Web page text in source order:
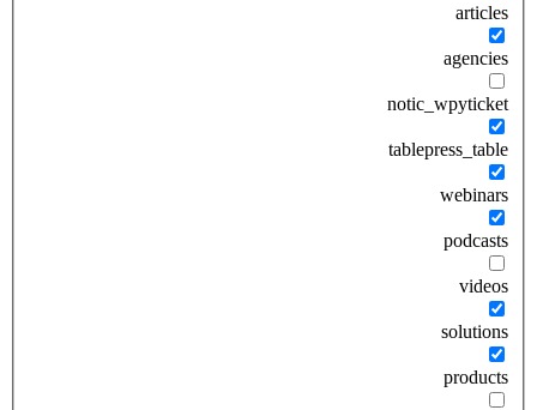
articles
agencies
notic_wpyticket
tablepress_table
webinars
podcasts
videos
solutions
products